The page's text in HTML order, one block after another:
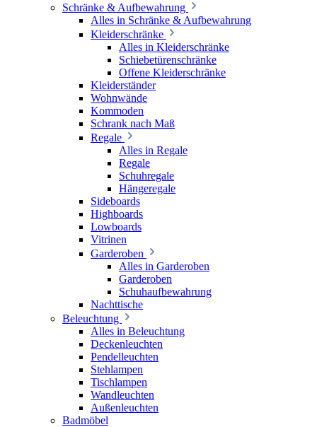
Schränke & Aufbewahrung
Alles in Schränke & Aufbewahrung
Kleiderschränke
Alles in Kleiderschränke
Schiebetürenschränke
Offene Kleiderschränke
Kleiderständer
Wohnwände
Kommoden
Schrank nach Maß
Regale
Alles in Regale
Regale
Schuhregale
Hängeregale
Sideboards
Highboards
Lowboards
Vitrinen
Garderoben
Alles in Garderoben
Garderoben
Schuhaufbewahrung
Nachttische
Beleuchtung
Alles in Beleuchtung
Deckenleuchten
Pendelleuchten
Stehlampen
Tischlampen
Wandleuchten
Außenleuchten
Badmöbel